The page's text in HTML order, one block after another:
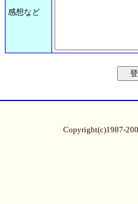
感想など
Copyright(c)1987-